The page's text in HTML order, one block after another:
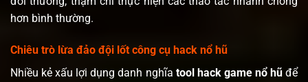
hơn bình thường.
Chiêu trò lừa đảo đội lốt công cụ hack nổ hũ
Nhiều kẻ xấu lợi dụng danh nghĩa tool hack game nổ hũđể